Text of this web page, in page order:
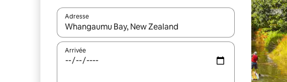
Adresse
Lorsque les résultats s'affichent, utilisez les flèches vers le haut et
Arrivée